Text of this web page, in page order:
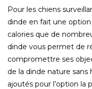
Pour les chiens
dinde en fait une
calories que de
dinde vous permet de
compromettre ses
de la dinde nature
ajoutés pour l’option la